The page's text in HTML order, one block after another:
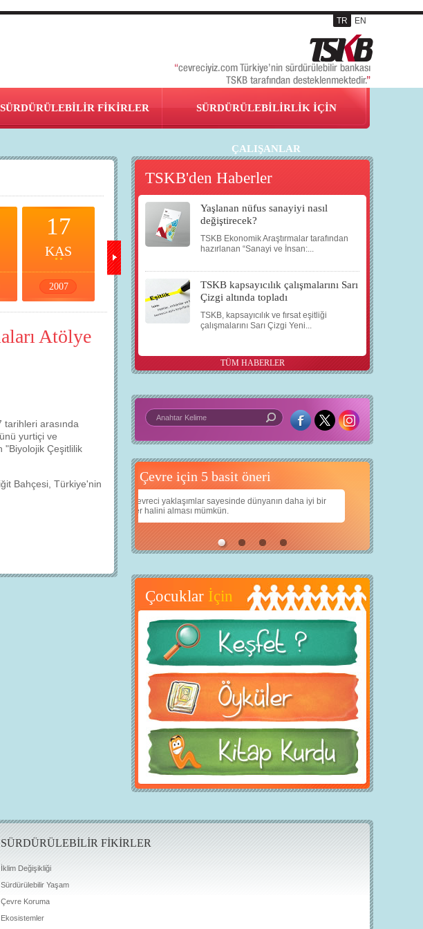
TR EN
SÜRDÜRÜLEBİLİR FİKİRLER SÜRDÜRÜLEBİLİRLİK İÇİN
ÇALIŞANLAR
17
KAS
2007
22
KAS
2007
22
KAS
2007
KAS
2007
24
KAS
2007
Atölye
tarihleri arasında
yurtiçi ve
"Biyolojik Çeşitlilik
Bahçesi, Türkiye'nin
TSKB'den Haberler
Yaşlanan nüfus sanayiyi nasıl
değiştirecek?
TSKB Ekonomik Araştırmalar tarafından
hazırlanan “Sanayi ve İnsan:...
TSKB kapsayıcılık çalışmalarını Sarı
Çizgi altında topladı
TSKB, kapsayıcılık ve fırsat eşitliği
çalışmalarını Sarı Çizgi Yeni...
TÜM HABERLER
Çevre için 5 basit öneri
sayesinde dünyanın daha iyi bir
Daha iyi bir dünya için yapay zekâ
Çocuklarımıza daha güzel bir dünya bırakabilmek için
teknolojiden nasıl yararlanırız?
Çocuklar İçin
SÜRDÜRÜLEBİLİR FİKİRLER
İklim Değişikliği
Sürdürülebilir Yaşam
Çevre Koruma
Ekosistemler